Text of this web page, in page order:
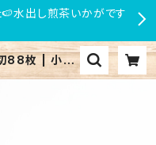
水出し煎茶いかがです
切88枚 | 小田